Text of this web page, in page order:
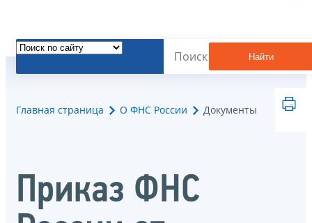
Найти
Главная страница О ФНС России Документы
Приказ ФНС